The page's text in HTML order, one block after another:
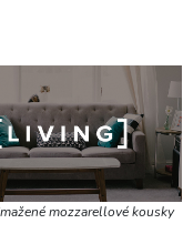
mozzarellové kousky